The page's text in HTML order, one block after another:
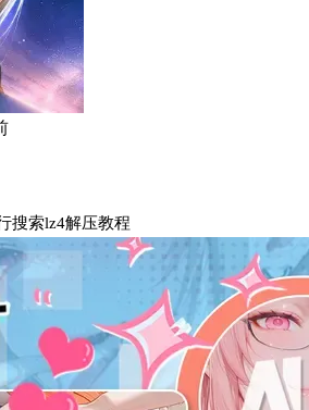
搜索lz4解压教程